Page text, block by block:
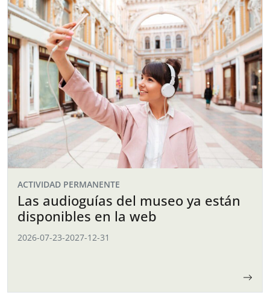
ACTIVIDAD PERMANENTE
Las audioguías del museo ya están
disponibles en la web
2026-07-23-2027-12-31